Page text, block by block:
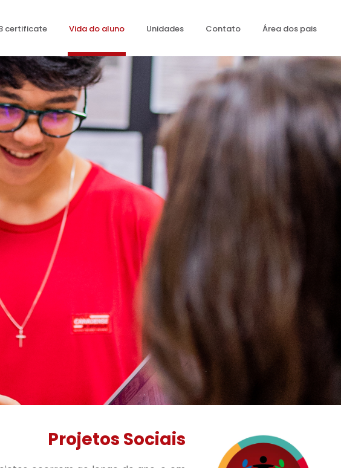
certificate Vida do aluno Unidades Contato Área dos pais
Projetos Sociais